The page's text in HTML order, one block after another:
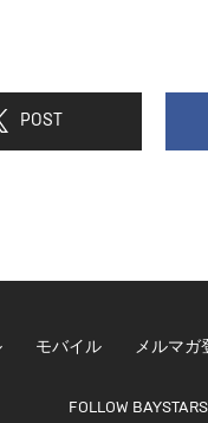
POST
モバイル メルマガ
FOLLOW BAYSTARS